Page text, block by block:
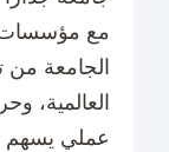
مع مؤسسات
الجامعة
العالمية،
عملي يسهم